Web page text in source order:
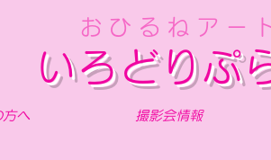
おひるねアー
いろどりぷ
方へ 撮影会情報